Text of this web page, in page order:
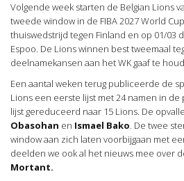
Volgende week starten de Belgian Lions
tweede window in de FIBA 2027 World
thuiswedstrijd tegen Finland en op 01/03
Espoo. De Lions winnen best tweemaal
deelnamekansen aan het WK gaaf te
Een aantal weken terug publiceerde de
Lions een eerste lijst met 24 namen in
lijst gereduceerd naar 15 Lions. De
Obasohan en Ismael Bako. De twee
window aan zich laten voorbijgaan met
deelden we ook al het nieuws mee over
Mortant.